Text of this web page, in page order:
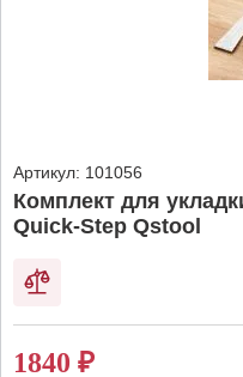
Артикул: 101056
Комплект для
Quick-Step Qstool
1840 ₽